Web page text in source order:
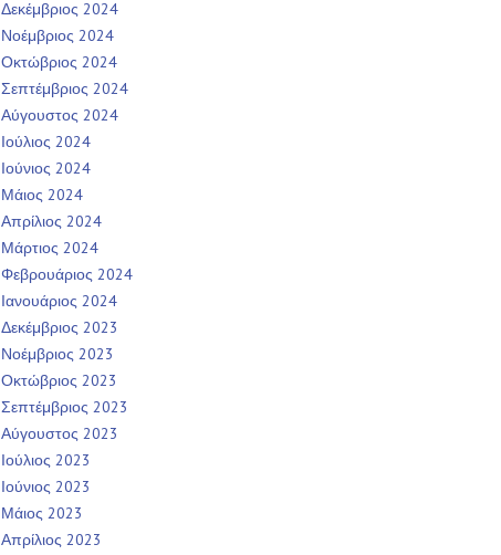
Δεκέμβριος 2024
Νοέμβριος 2024
Οκτώβριος 2024
Σεπτέμβριος 2024
Αύγουστος 2024
Ιούλιος 2024
Ιούνιος 2024
Μάιος 2024
Απρίλιος 2024
Μάρτιος 2024
Φεβρουάριος 2024
Ιανουάριος 2024
Δεκέμβριος 2023
Νοέμβριος 2023
Οκτώβριος 2023
Σεπτέμβριος 2023
Αύγουστος 2023
Ιούλιος 2023
Ιούνιος 2023
Μάιος 2023
Απρίλιος 2023